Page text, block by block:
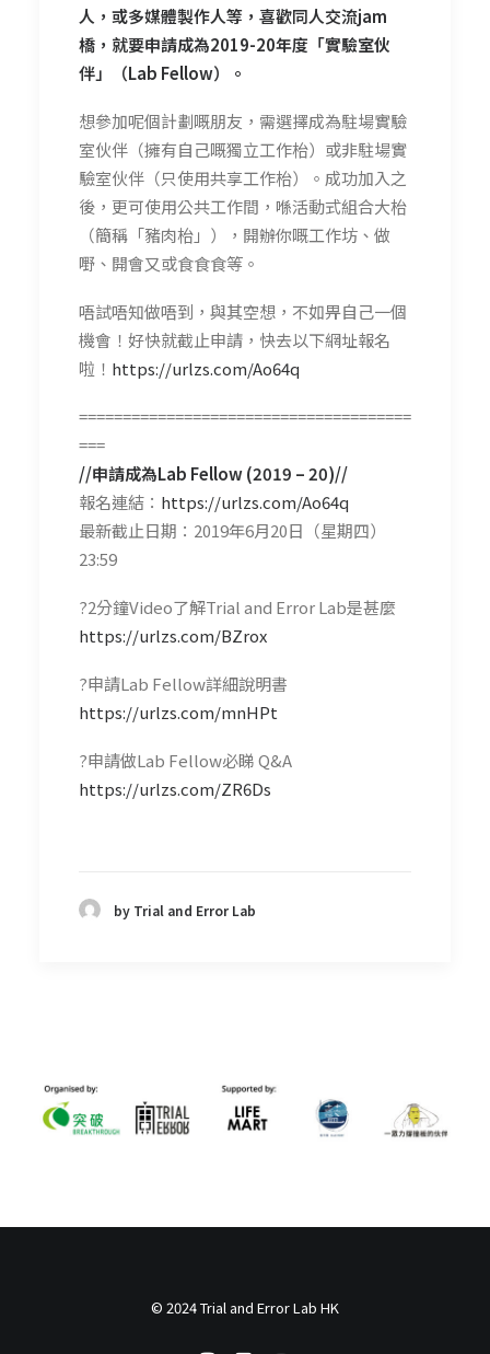
人，或多媒體製作人等，喜歡同人交流jam
橋，就要申請成為2019-20年度「實驗室伙
伴」（Lab Fellow）。
想參加呢個計劃嘅朋友，需選擇成為駐場實驗
室伙伴（擁有自己嘅獨立工作枱）或非駐場實
驗室伙伴（只使用共享工作枱）。成功加入之
後，更可使用公共工作間，喺活動式組合大枱
（簡稱「豬肉枱」），開辦你嘅工作坊、做
嘢、開會又或食食食等。
唔試唔知做唔到，與其空想，不如畀自己一個
機會！好快就截止申請，快去以下網址報名
啦！ https://urlzs.com/Ao64q
======================================
===
//申請成為Lab Fellow (2019 – 20)//
報名連結： https://urlzs.com/Ao64q
最新截止日期：2019年6月20日（星期四）
23:59
?️2分鐘Video了解Trial and Error Lab是甚麼
https://urlzs.com/BZrox
?申請Lab Fellow詳細說明書
https://urlzs.com/mnHPt
?申請做Lab Fellow必睇 Q&A
https://urlzs.com/ZR6Ds
by Trial and Error Lab
© 2024 Trial and Error Lab HK